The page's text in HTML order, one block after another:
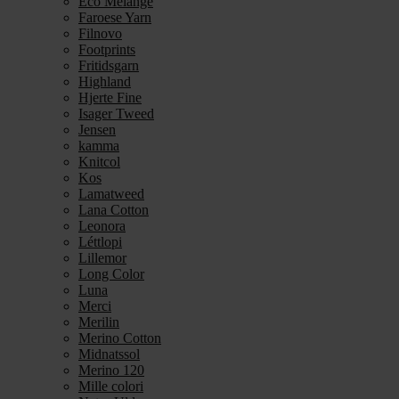
Faroese Yarn
Filnovo
Footprints
Fritidsgarn
Highland
Hjerte Fine
Isager Tweed
Jensen
kamma
Knitcol
Kos
Lamatweed
Lana Cotton
Leonora
Léttlopi
Lillemor
Long Color
Luna
Merci
Merilin
Merino Cotton
Midnatssol
Merino 120
Mille colori